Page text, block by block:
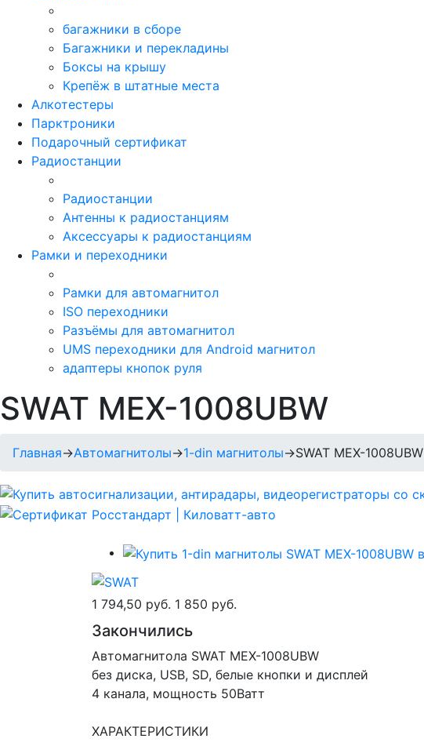
багажники в сборе
Багажники и перекладины
Боксы на крышу
Крепёж в штатные места
Алкотестеры
Парктроники
Подарочный сертификат
Радиостанции
Радиостанции
Антенны к радиостанциям
Аксессуары к радиостанциям
Рамки и переходники
Рамки для автомагнитол
ISO переходники
Разъёмы для автомагнитол
UMS переходники для Android магнитол
адаптеры кнопок руля
SWAT MEX-1008UBW
Главная→Автомагнитолы→1-din магнитолы→SWAT MEX-1008UBW
1 794,50 руб. 1 850 руб.
Закончились
Автомагнитола SWAT MEX-1008UBW
без диска, USB, SD, белые кнопки и дисплей
4 канала, мощность 50Ватт
ХАРАКТЕРИСТИКИ